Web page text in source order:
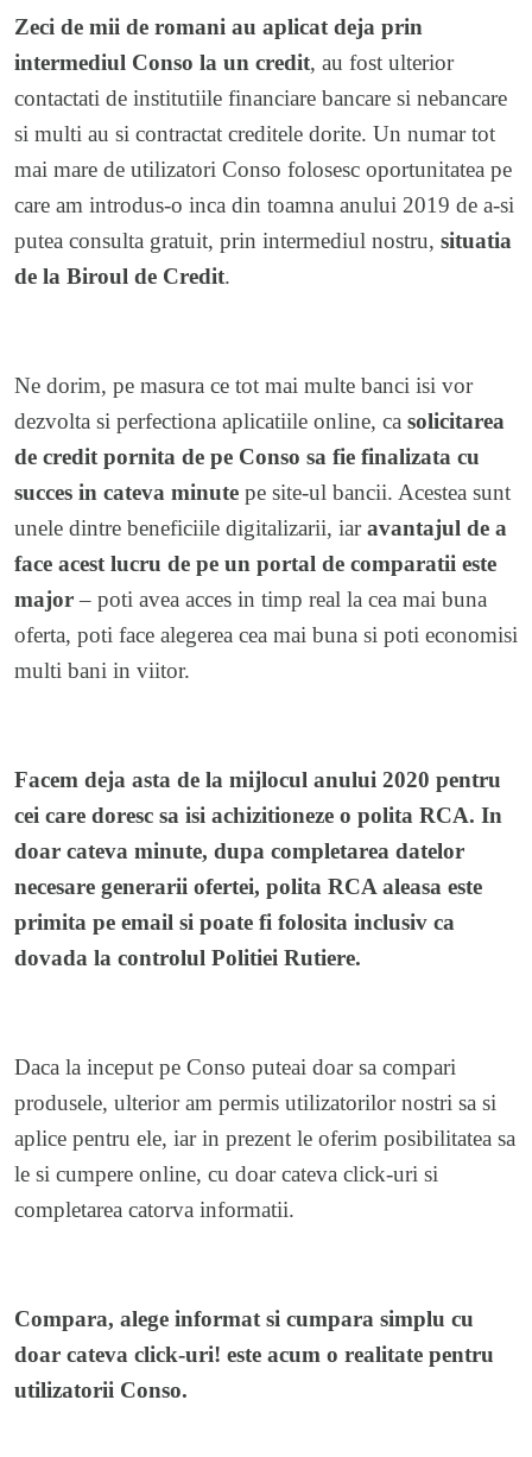
Zeci de mii de romani au aplicat deja prin
intermediul Conso la un credit, au fost ulterior
contactati de institutiile financiare bancare si nebancare
si multi au si contractat creditele dorite. Un numar tot
mai mare de utilizatori Conso folosesc oportunitatea pe
care am introdus-o inca din toamna anului 2019 de a-si
putea consulta gratuit, prin intermediul nostru, situatia
de la Biroul de Credit.
Ne dorim, pe masura ce tot mai multe banci isi vor
dezvolta si perfectiona aplicatiile online, ca solicitarea
de credit pornita de pe Conso sa fie finalizata cu
succes in cateva minute pe site-ul bancii. Acestea sunt
unele dintre beneficiile digitalizarii, iaravantajul de a
face acest lucru de pe un portal de comparatii este
major – poti avea acces in timp real la cea mai buna
oferta, poti face alegerea cea mai buna si poti economisi
multi bani in viitor.
Facem deja asta de la mijlocul anului 2020 pentru
cei care doresc sa isi achizitioneze o polita RCA. In
doar cateva minute, dupa completarea datelor
necesare generarii ofertei, polita RCA aleasa este
primita pe email si poate fi folosita inclusiv ca
dovada la controlul Politiei Rutiere.
Daca la inceput pe Conso puteai doar sa compari
produsele, ulterior am permis utilizatorilor nostri sa si
aplice pentru ele, iar in prezent le oferim posibilitatea sa
le si cumpere online, cu doar cateva click-uri si
completarea catorva informatii.
Compara, alege informat si cumpara simplu cu
doar cateva click-uri! este acum o realitate pentru
utilizatorii Conso.